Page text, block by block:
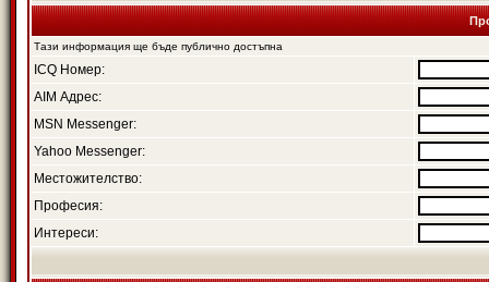
Тази информация ще бъде публично достъпна
ICQ Номер:
AIM Адрес:
MSN Messenger:
Yahoo Messenger:
Местожителство:
Професия:
Интереси: